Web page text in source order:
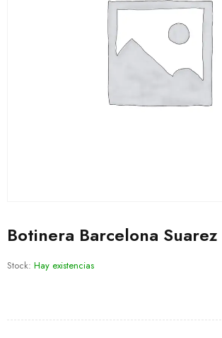
Botinera Barcelona Suarez
Stock: Hay existencias